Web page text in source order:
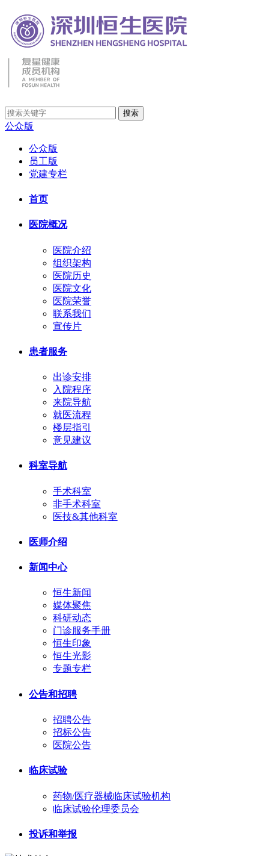
公众版
公众版
员工版
党建专栏
首页
医院概况
医院介绍
组织架构
医院历史
医院文化
医院荣誉
联系我们
宣传片
患者服务
出诊安排
入院程序
来院导航
就医流程
楼层指引
意见建议
科室导航
手术科室
非手术科室
医技&其他科室
医师介绍
新闻中心
恒生新闻
媒体聚焦
科研动态
门诊服务手册
恒生印象
恒生光影
专题专栏
公告和招聘
招聘公告
招标公告
医院公告
临床试验
药物/医疗器械临床试验机构
临床试验伦理委员会
投诉和举报